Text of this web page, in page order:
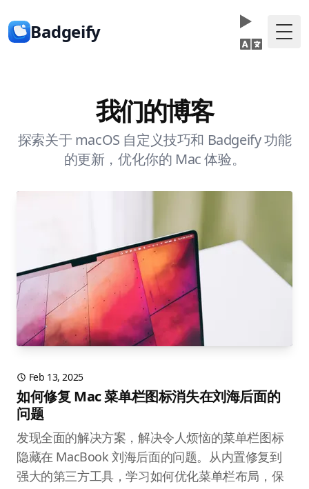
Badgeify
我们的博客
探索关于 macOS 自定义技巧和 Badgeify 功能
的更新，优化你的 Mac 体验。
Feb 13, 2025
如何修复 Mac 菜单栏图标消失在刘海后面的
问题
发现全面的解决方案，解决令人烦恼的菜单栏图标
隐藏在 MacBook 刘海后面的问题。从内置修复到
强大的第三方工具，学习如何优化菜单栏布局，保